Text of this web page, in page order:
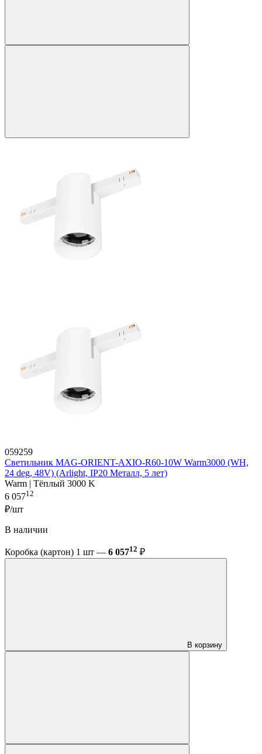
059259
Светильник MAG-ORIENT-AXIO-R60-10W Warm3000 (WH,
24 deg, 48V) (Arlight, IP20 Металл, 5 лет)
Warm | Тёплый 3000 K
6 05712
₽/шт
В наличии
Коробка (картон) 1 шт — 6 05712 ₽
В корзину